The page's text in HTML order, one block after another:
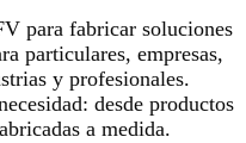
para fabricar soluciones
particulares, empresas,
y profesionales.
desde productos
a medida.